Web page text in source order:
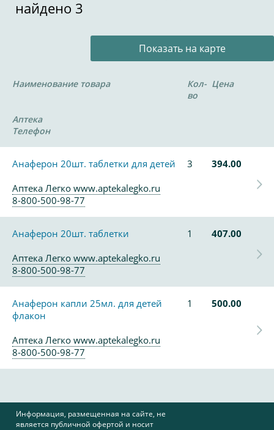
найдено 3
Показать на карте
Наименование товара
Кол-
во
Цена
Аптека
Телефон
Анаферон 20шт. таблетки для детей 3
394.00
Аптека Легко www.aptekalegko.ru
8-800-500-98-77
Анаферон 20шт. таблетки 1
407.00
Аптека Легко www.aptekalegko.ru
8-800-500-98-77
Анаферон капли 25мл. для детей
флакон
1 500.00
Аптека Легко www.aptekalegko.ru
8-800-500-98-77
Информация, размещенная на сайте, не
является публичной офертой и носит